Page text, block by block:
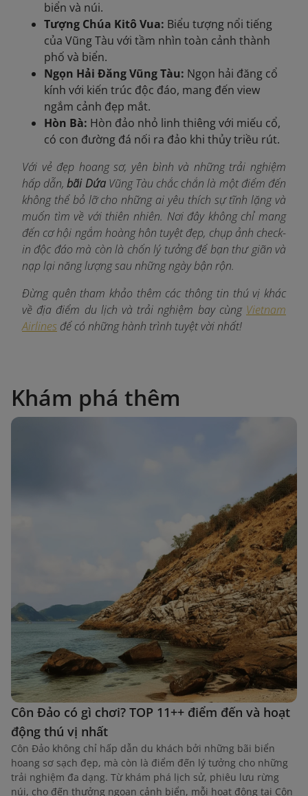
biển và núi.
Tượng Chúa Kitô Vua: Biểu tượng nổi tiếng
của Vũng Tàu với tầm nhìn toàn cảnh thành
phố và biển.
Ngọn Hải Đăng Vũng Tàu: Ngọn hải đăng cổ
kính với kiến trúc độc đáo, mang đến view
ngắm cảnh đẹp mắt.
Hòn Bà: Hòn đảo nhỏ linh thiêng với miếu cổ,
có con đường đá nối ra đảo khi thủy triều rút.
Với vẻ đẹp hoang sơ, yên bình và những trải nghiệm
hấp dẫn,bãi DứaVũng Tàu chắc chắn là một điểm đến
không thể bỏ lỡ cho những ai yêu thích sự tĩnh lặng và
muốn tìm về với thiên nhiên. Nơi đây không chỉ mang
đến cơ hội ngắm hoàng hôn tuyệt đẹp, chụp ảnh check-
in độc đáo mà còn là chốn lý tưởng để bạn thư giãn và
nạp lại năng lượng sau những ngày bận rộn.
Đừng quên tham khảo thêm các thông tin thú vị khác
về địa điểm du lịch và trải nghiệm bay cùng Vietnam
Airlines để có những hành trình tuyệt vời nhất!
Khám phá thêm
Côn Đảo có gì chơi? TOP 11++ điểm đến và hoạt
động thú vị nhất
Côn Đảo không chỉ hấp dẫn du khách bởi những bãi biển
hoang sơ sạch đẹp, mà còn là điểm đến lý tưởng cho những
trải nghiệm đa dạng. Từ khám phá lịch sử, phiêu lưu rừng
núi, cho đến thưởng ngoạn cảnh biển, mỗi hoạt động tại Côn